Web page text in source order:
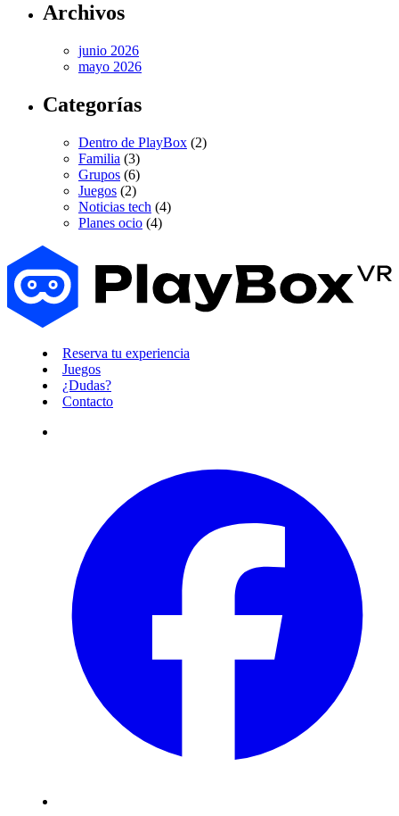
Archivos
junio 2026
mayo 2026
Categorías
Dentro de PlayBox (2)
Familia (3)
Grupos (6)
Juegos (2)
Noticias tech (4)
Planes ocio (4)
Reserva tu experiencia
Juegos
¿Dudas?
Contacto